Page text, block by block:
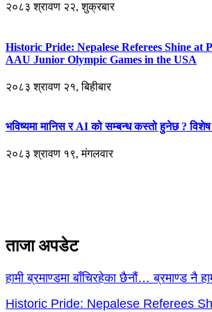
२०८३ श्रावण २२, शुक्रबार
Historic Pride: Nepalese Referees Shine at
AAU Junior Olympic Games in the USA
२०८३ श्रावण २१, बिहीबार
भविष्यमा मानिस र AI को सम्बन्ध कस्तो हुनेछ ?
२०८३ श्रावण १९, मंगलवार
ताजा अपडेट
हामी ब्रमाण्डमा बाँचिरहेका छैनौं… ब्रमाण्ड नै
Historic Pride: Nepalese Referees